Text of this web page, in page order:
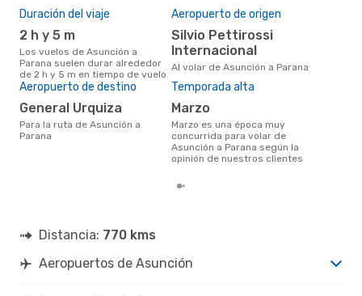
Duración del viaje
2 h y 5 m
Los vuelos de Asunción a
Parana suelen durar alrededor
de 2 h y 5 m en tiempo de vuelo
Aeropuerto de origen
Silvio Pettirossi
Internacional
Al volar de Asunción a Parana
Aeropuerto de destino
General Urquiza
Para la ruta de Asunción a
Parana
Temporada alta
marzo
marzo es una época muy
concurrida para volar de
Asunción a Parana según la
opinión de nuestros clientes
Distancia: 770 kms
Aeropuertos de Asunción